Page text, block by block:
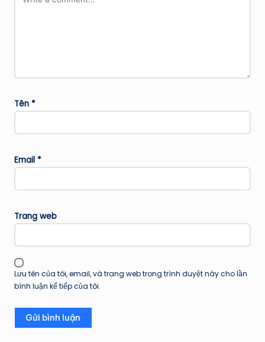
Tên *
Email *
Trang web
Lưu tên của tôi, email, và trang web trong trình duyệt này cho lần
bình luận kế tiếp của tôi.